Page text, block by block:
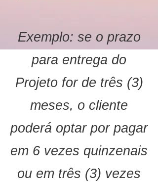
Exemplo: se o prazo
para entrega do
Projeto for de três (3)
meses, o cliente
poderá optar por pagar
em 6 vezes quinzenais
ou em três (3) vezes